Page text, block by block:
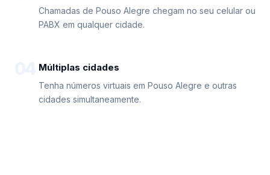
Chamadas de Pouso Alegre chegam no seu celular ou
PABX em qualquer cidade.
Múltiplas cidades
Tenha números virtuais em Pouso Alegre e outras
cidades simultaneamente.